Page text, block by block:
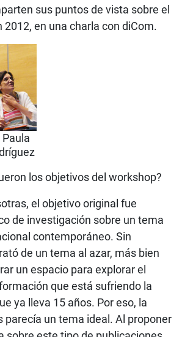
sus puntos de vista sobre el
en una charla con diCom.
los objetivos del workshop?
el objetivo original fue
de investigación sobre un tema
contemporáneo. Sin
de un tema al azar, más bien
un espacio para explorar el
que está sufriendo la
ya lleva 15 años. Por eso, la
parecía un tema ideal. Al proponer